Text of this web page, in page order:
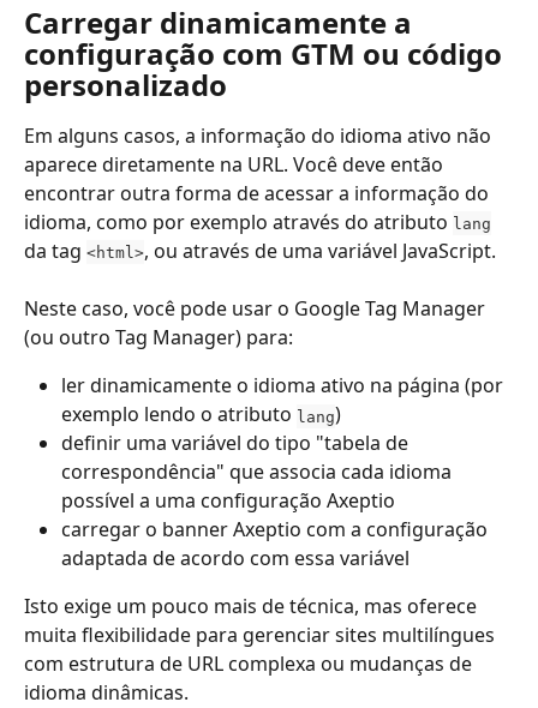
Carregar dinamicamente a
configuração com GTM ou código
personalizado
Em alguns casos, a informação do idioma ativo não
aparece diretamente na URL. Você deve então
encontrar outra forma de acessar a informação do
idioma, como por exemplo através do atributo lang
da tag <html>, ou através de uma variável JavaScript.
Neste caso, você pode usar o Google Tag Manager
(ou outro Tag Manager) para:
ler dinamicamente o idioma ativo na página (por
exemplo lendo o atributo lang)
definir uma variável do tipo "tabela de
correspondência" que associa cada idioma
possível a uma configuração Axeptio
carregar o banner Axeptio com a configuração
adaptada de acordo com essa variável
Isto exige um pouco mais de técnica, mas oferece
muita flexibilidade para gerenciar sites multilíngues
com estrutura de URL complexa ou mudanças de
idioma dinâmicas.